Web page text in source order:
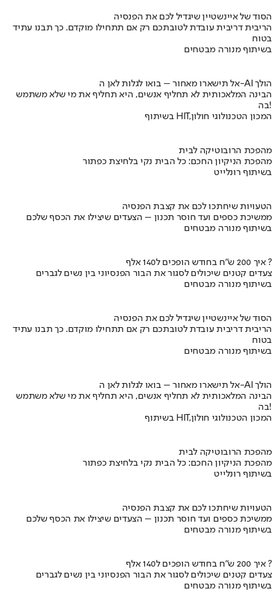
הסוד של איינשטיין שיגדיל לכם את הפנסיה
הריבית דריבית עובדת לטובתכם רק אם תתחילו מוקדם. כך תבנו עתיד
בטוח
בשיתוף מנורה מבטחים
אל תישארו מאחור – בואו לגלות לאן ה-AI הולך
הבינה המלאכותית לא תחליף אנשים, היא תחליף את מי שלא משתמש
בה!
בשיתוף HIT,המכון הטכנולוגי חולון
מהפכת הרובוטיקה לבית
מהפכת הניקיון החכם: כל הבית נקי בלחיצת כפתור
בשיתוף רונלייט
הטעויות שיחתכו לכם את קצבת הפנסיה
ממשיכת כספים ועד חוסר תכנון – הצעדים שיצילו את הכסף שלכם
בשיתוף מנורה מבטחים
איך 200 ש"ח בחודש הופכים ל140 אלף ?
צעדים קטנים שיכולים לסגור את הבור הפנסיוני בין נשים לגברים
בשיתוף מנורה מבטחים
הסוד של איינשטיין שיגדיל לכם את הפנסיה
הריבית דריבית עובדת לטובתכם רק אם תתחילו מוקדם. כך תבנו עתיד
בטוח
בשיתוף מנורה מבטחים
אל תישארו מאחור – בואו לגלות לאן ה-AI הולך
הבינה המלאכותית לא תחליף אנשים, היא תחליף את מי שלא משתמש
בה!
בשיתוף HIT,המכון הטכנולוגי חולון
מהפכת הרובוטיקה לבית
מהפכת הניקיון החכם: כל הבית נקי בלחיצת כפתור
בשיתוף רונלייט
הטעויות שיחתכו לכם את קצבת הפנסיה
ממשיכת כספים ועד חוסר תכנון – הצעדים שיצילו את הכסף שלכם
בשיתוף מנורה מבטחים
איך 200 ש"ח בחודש הופכים ל140 אלף ?
צעדים קטנים שיכולים לסגור את הבור הפנסיוני בין נשים לגברים
בשיתוף מנורה מבטחים